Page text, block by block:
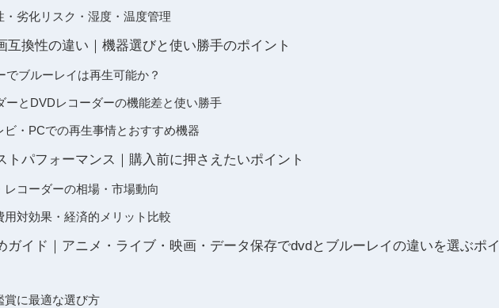
・劣化リスク・湿度・温度管理
互換性の違い｜機器選びと使い勝手のポイント
でブルーレイは再生可能か？
ーとDVDレコーダーの機能差と使い勝手
ビ・PCでの再生事情とおすすめ機器
トパフォーマンス｜購入前に押さえたいポイント
レコーダーの相場・市場動向
用対効果・経済的メリット比較
ガイド｜アニメ・ライブ・映画・データ保存でdvdとブルーレイの違いを選ぶポイ
賞に最適な選び方